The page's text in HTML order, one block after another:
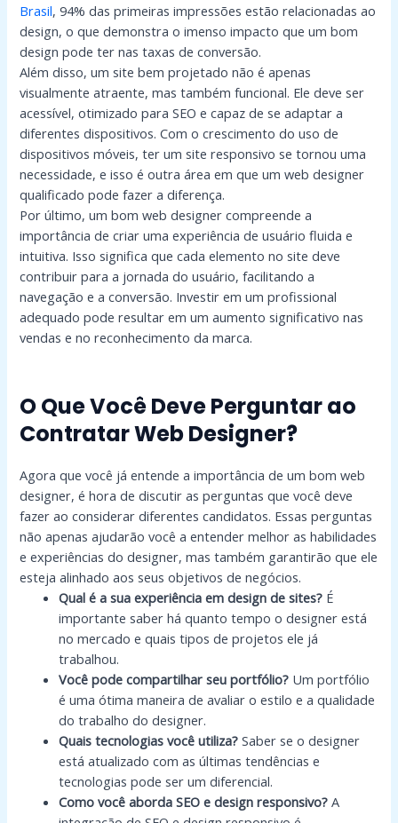
Brasil, 94% das primeiras impressões estão relacionadas ao
design, o que demonstra o imenso impacto que um bom
design pode ter nas taxas de conversão.
Além disso, um site bem projetado não é apenas
visualmente atraente, mas também funcional. Ele deve ser
acessível, otimizado para SEO e capaz de se adaptar a
diferentes dispositivos. Com o crescimento do uso de
dispositivos móveis, ter um site responsivo se tornou uma
necessidade, e isso é outra área em que um web designer
qualificado pode fazer a diferença.
Por último, um bom web designer compreende a
importância de criar uma experiência de usuário fluida e
intuitiva. Isso significa que cada elemento no site deve
contribuir para a jornada do usuário, facilitando a
navegação e a conversão. Investir em um profissional
adequado pode resultar em um aumento significativo nas
vendas e no reconhecimento da marca.
O Que Você Deve Perguntar ao
Contratar Web Designer?
Agora que você já entende a importância de um bom web
designer, é hora de discutir as perguntas que você deve
fazer ao considerar diferentes candidatos. Essas perguntas
não apenas ajudarão você a entender melhor as habilidades
e experiências do designer, mas também garantirão que ele
esteja alinhado aos seus objetivos de negócios.
Qual é a sua experiência em design de sites? É
importante saber há quanto tempo o designer está
no mercado e quais tipos de projetos ele já
trabalhou.
Você pode compartilhar seu portfólio? Um portfólio
é uma ótima maneira de avaliar o estilo e a qualidade
do trabalho do designer.
Quais tecnologias você utiliza? Saber se o designer
está atualizado com as últimas tendências e
tecnologias pode ser um diferencial.
Como você aborda SEO e design responsivo? A